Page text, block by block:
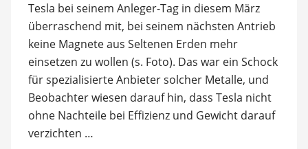
Tesla bei seinem Anleger-Tag in diesem März
überraschend mit, bei seinem nächsten Antrieb
keine Magnete aus Seltenen Erden mehr
einsetzen zu wollen (s. Foto). Das war ein Schock
für spezialisierte Anbieter solcher Metalle, und
Beobachter wiesen darauf hin, dass Tesla nicht
ohne Nachteile bei Effizienz und Gewicht darauf
verzichten …